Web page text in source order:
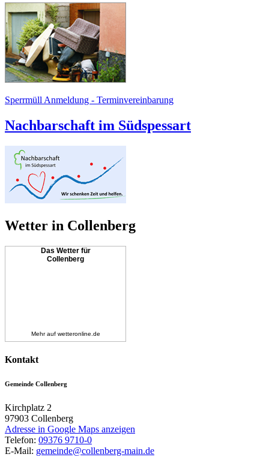
Sperrmüll Anmeldung - Terminvereinbarung
Nachbarschaft im Südspessart
Wetter in Collenberg
Das Wetter für
Collenberg
Mehr auf wetteronline.de
Kontakt
Gemeinde Collenberg
Kirchplatz 2
97903 Collenberg
Adresse in Google Maps anzeigen
Telefon: 09376 9710-0
E-Mail: gemeinde@collenberg-main.de